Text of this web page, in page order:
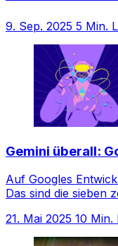
9. Sep. 2025 5 Min.
Gemini überall:
Auf Googles
Das sind die sieben
21. Mai 2025 10 Min.